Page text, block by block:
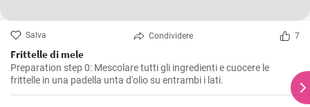
Salva Condividere 7
Frittelle di mele
Preparation step 0: Mescolare tutti gli ingredienti e cuocere le
frittelle in una padella unta d'olio su entrambi i lati.